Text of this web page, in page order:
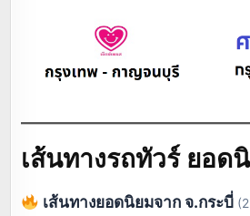
เส้นทางรถทัวร์ ยอด
เส้นทางยอดนิยมจาก จ.กระบี่